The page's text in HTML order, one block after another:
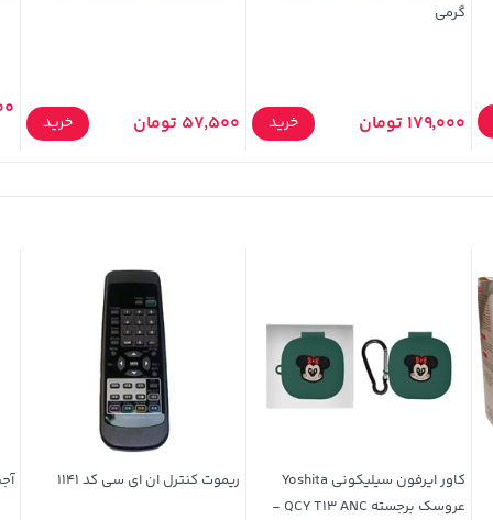
گرمی
179,000 تومان خرید 57,500 تومان خرید
کاور ایرفون سیلیکونی Yoshita
عروسک برجسته QCY T13 ANC -
ریموت کنترل ان ای سی کد 1141